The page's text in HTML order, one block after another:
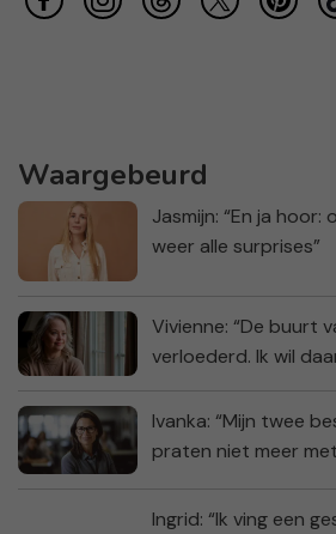
Waargebeurd
Jasmijn: “En ja hoor:
weer alle surprises”
Vivienne: “De buurt
verloederd. Ik wil
Ivanka: “Mijn twee
praten niet meer
Ingrid: “Ik ving een